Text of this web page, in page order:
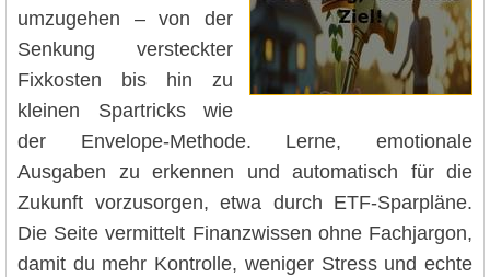
umzugehen – von der
Senkung versteckter
Fixkosten bis hin zu
kleinen Spartricks wie
der Envelope-Methode. Lerne, emotionale
Ausgaben zu erkennen und automatisch für die
Zukunft vorzusorgen, etwa durch ETF-Sparpläne.
Die Seite vermittelt Finanzwissen ohne Fachjargon,
damit du mehr Kontrolle, weniger Stress und echte